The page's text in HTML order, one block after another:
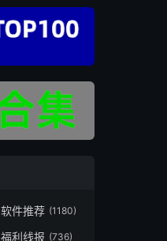
软件推荐 (1180)
福利线报 (736)